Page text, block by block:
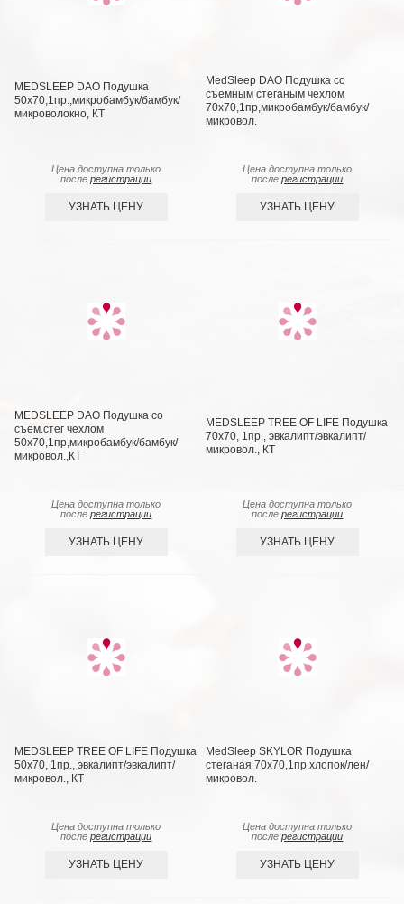
MEDSLEEP DAO Подушка
50х70,1пр.,микробамбук/бамбук/
микроволокно, КТ
Цена доступна только
послерегистрации
УЗНАТЬ ЦЕНУ
MedSleep DAO Подушка со
съемным стеганым чехлом
70х70,1пр,микробамбук/бамбук/
микровол.
Цена доступна только
послерегистрации
УЗНАТЬ ЦЕНУ
MEDSLEEP DAO Подушка со
съем.стег чехлом
50х70,1пр,микробамбук/бамбук/
микровол.,КТ
Цена доступна только
послерегистрации
УЗНАТЬ ЦЕНУ
MEDSLEEP TREE OF LIFE Подушка
70х70, 1пр., эвкалипт/эвкалипт/
микровол., КТ
Цена доступна только
послерегистрации
УЗНАТЬ ЦЕНУ
MEDSLEEP TREE OF LIFE Подушка
50х70, 1пр., эвкалипт/эвкалипт/
микровол., КТ
Цена доступна только
послерегистрации
УЗНАТЬ ЦЕНУ
MedSleep SKYLOR Подушка
стеганая 70х70,1пр,хлопок/лен/
микровол.
Цена доступна только
послерегистрации
УЗНАТЬ ЦЕНУ